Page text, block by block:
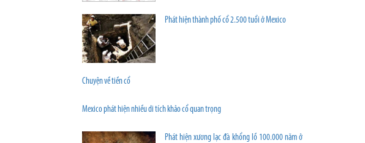
Phát hiện thành phố cổ 2.500 tuổi ở Mexico
Chuyện về tiền cổ
Mexico phát hiện nhiều di tích khảo cổ quan trọng
Phát hiện xương lạc đà khổng lồ 100.000 năm ở